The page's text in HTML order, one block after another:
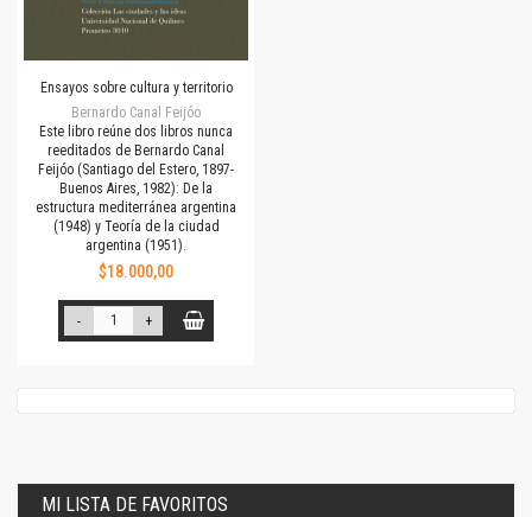
Ensayos sobre cultura y territorio
Bernardo Canal Feijóo
Este libro reúne dos libros nunca
reeditados de Bernardo Canal
Feijóo (Santiago del Estero, 1897-
Buenos Aires, 1982): De la
estructura mediterránea argentina
(1948) y Teoría de la ciudad
argentina (1951).
$18.000,00
- +
MI LISTA DE FAVORITOS